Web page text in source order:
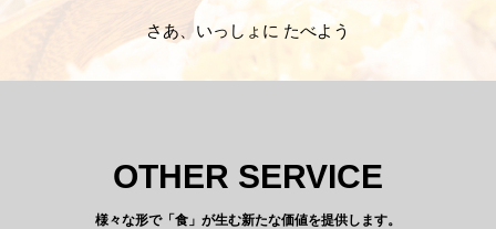
さあ、いっしょに たべよう
OTHER SERVICE
様々な形で「食」が生む新たな価値を提供します。